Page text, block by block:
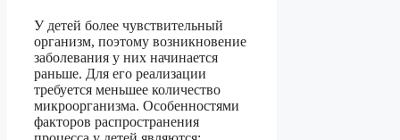
У детей более чувствительный
организм, поэтому возникновение
заболевания у них начинается
раньше. Для его реализации
требуется меньшее количество
микроорганизма. Особенностями
факторов распространения